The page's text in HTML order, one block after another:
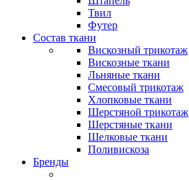
Твил
Футер
Состав ткани
Вискозный трикотаж
Вискозные ткани
Льняные ткани
Смесовый трикотаж
Хлопковые ткани
Шерстяной трикотаж
Шерстяные ткани
Шелковые ткани
Поливискоза
Бренды